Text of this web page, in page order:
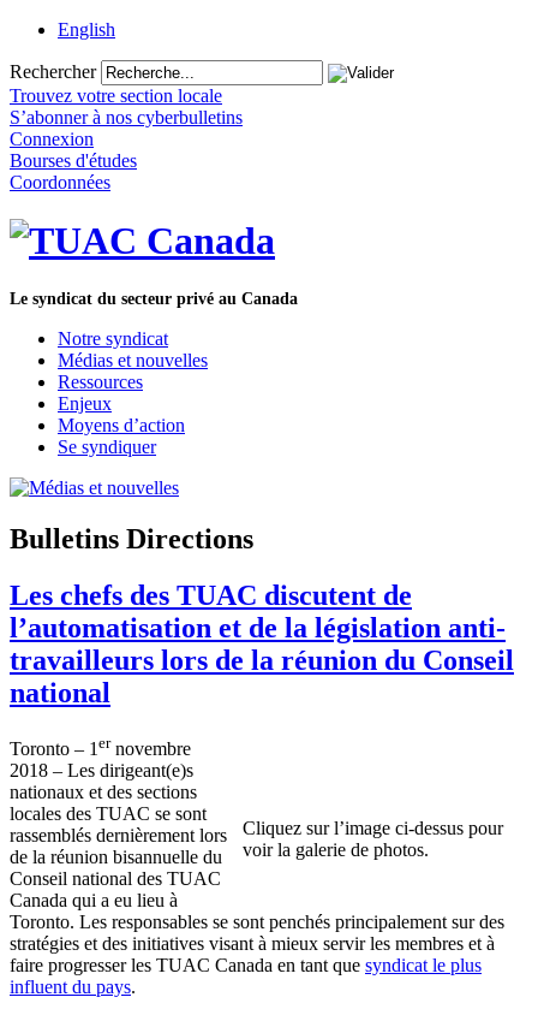
English
Rechercher
Trouvez votre section locale
S’abonner à nos cyberbulletins
Connexion
Bourses d'études
Coordonnées
Le syndicat du secteur privé au Canada
Notre syndicat
Médias et nouvelles
Ressources
Enjeux
Moyens d’action
Se syndiquer
Bulletins Directions
Les chefs des TUAC discutent de
l’automatisation et de la législation anti-
travailleurs lors de la réunion du Conseil
national
Cliquez sur l’image ci-dessus pour
voir la galerie de photos.
Toronto – 1 ernovembre
2018 – Les dirigeant(e)s
nationaux et des sections
locales des TUAC se sont
rassemblés dernièrement lors
de la réunion bisannuelle du
Conseil national des TUAC
Canada qui a eu lieu à
Toronto. Les responsables se sont penchés principalement sur des
stratégies et des initiatives visant à mieux servir les membres et à
faire progresser les TUAC Canada en tant que syndicat le plus
influent du pays.